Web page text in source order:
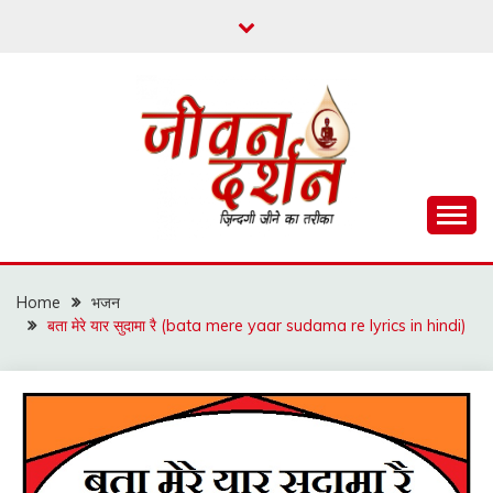
जीवन दर्शन
Home
भजन
बता मेरे यार सुदामा रै (bata mere yaar sudama re lyrics in hindi)